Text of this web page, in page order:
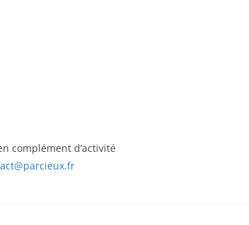
complément d’activité